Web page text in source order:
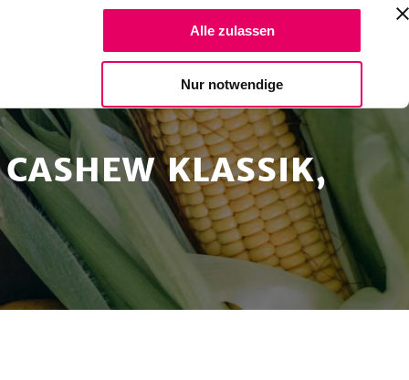
Alle zulassen
Nur notwendige
Spendiere einen Kaffee
Suche
KLASSIK,